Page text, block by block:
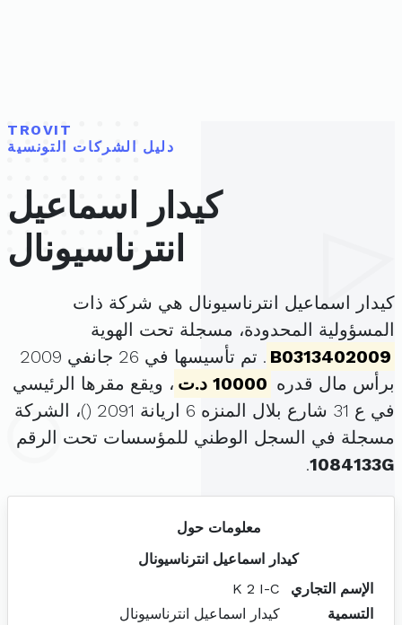
TROVIT
دليل الشركات التونسية
كيدار اسماعيل
انترناسيونال
كيدار اسماعيل انترناسيونال هي شركة ذات
المسؤولية المحدودة، مسجلة تحت الهوية
B0313402009
. تم تأسيسها في 26 جانفي 2009
برأس مال قدره 10000 د.ت
، ويقع مقرها الرئيسي
في ع 31 شارع بلال المنزه 6 اريانة 2091 (
)، الشركة
مسجلة في السجل الوطني للمؤسسات تحت الرقم
1084133G
.
معلومات حول
كيدار اسماعيل انترناسيونال
الإسم التجاري
K 2 I-C
التسمية
كيدار اسماعيل انترناسيونال